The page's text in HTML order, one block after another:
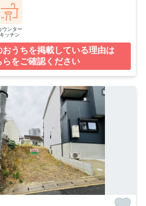
ウンター
キッチン
おうちを掲載している理由は
らをご確認ください